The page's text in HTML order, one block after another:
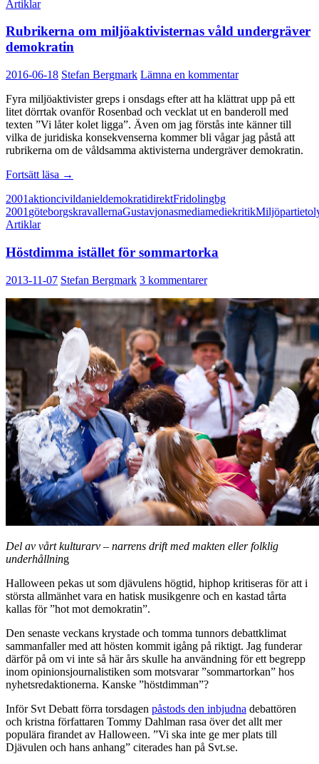
Artiklar
Rubrikerna om miljöaktivisternas våld undergräver
demokratin
2016-06-18 Stefan Bergmark Lämna en kommentar
Fyra miljöaktivister greps i onsdags efter att ha klättrat upp på ett
litet dörrtak ovanför Rosenbad och vecklat ut en banderoll med
texten ”Vi låter kolet ligga”. Även om jag förstås inte känner till
vilka de juridiska konsekvenserna kommer bli vågar jag påstå att
rubrikerna om de våldsamma aktivisterna undergräver demokratin.
Fortsätt läsa Rubrikerna
miljöaktivisternas
våld
→
2001aktioncivildanieldemokratidirektFridolingbg
2001 göteborgskravallernaGustavjonasmediamediekritikMiljöpartiet
Artiklar
Höstdimma istället för sommartorka
2013-11-07 Stefan Bergmark 3 kommentarer
Del av vårt kulturarv – narrens drift med makten eller folklig
underhållning
Halloween pekas ut som djävulens högtid, hiphop kritiseras för att i
största allmänhet vara en hatisk musikgenre och en kastad tårta
kallas för ”hot mot demokratin”.
Den senaste veckans krystade och tomma tunnors debattklimat
sammanfaller med att hösten kommit igång på riktigt. Jag funderar
därför på om vi inte så här års skulle ha användning för ett begrepp
inom opinionsjournalistiken som motsvarar ”sommartorkan” hos
nyhetsredaktionerna. Kanske ”höstdimman”?
Inför Svt Debatt förra torsdagen påstods den inbjudna debattören
och kristna författaren Tommy Dahlman rasa över det allt mer
populära firandet av Halloween. ”Vi ska inte ge mer plats till
Djävulen och hans anhang” citerades han på Svt.se.